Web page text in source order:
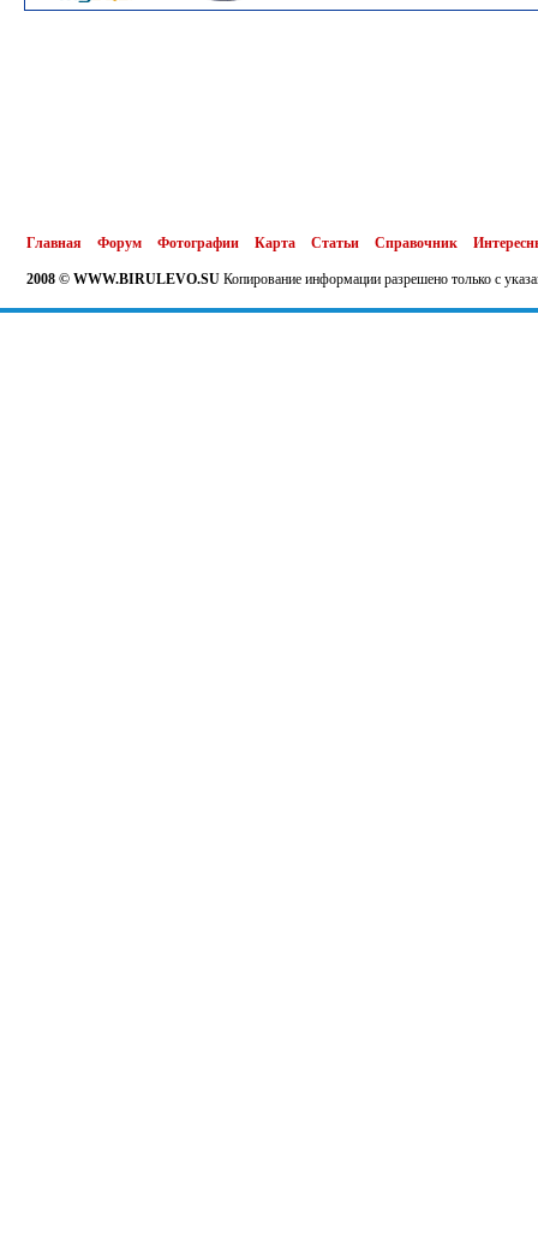
Главная Форум Фотографии Карта Статьи Справочник
2008 © WWW.BIRULEVO.SU Копирование информации разрешено только с